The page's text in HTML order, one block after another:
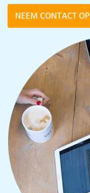
NEEM CONTACT OP